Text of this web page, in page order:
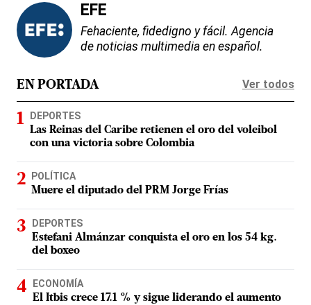
EFE
Fehaciente, fidedigno y fácil. Agencia
de noticias multimedia en español.
EN PORTADA Ver todos
DEPORTES
Las Reinas del Caribe retienen el oro del voleibol
con una victoria sobre Colombia
POLÍTICA
Muere el diputado del PRM Jorge Frías
DEPORTES
Estefani Almánzar conquista el oro en los 54 kg.
del boxeo
ECONOMÍA
El Itbis crece 17.1 % y sigue liderando el aumento